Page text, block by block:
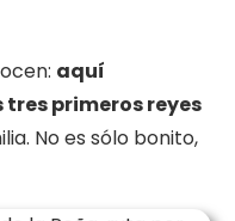
aquí
tres primeros reyes
No es sólo bonito,